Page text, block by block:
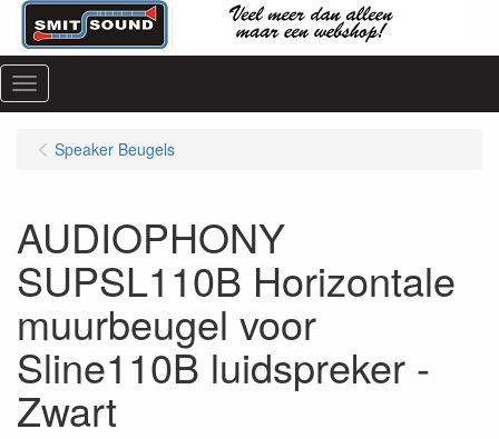
Menu
Speaker Beugels
AUDIOPHONY
SUPSL110B Horizontale
muurbeugel voor
Sline110B luidspreker -
Zwart